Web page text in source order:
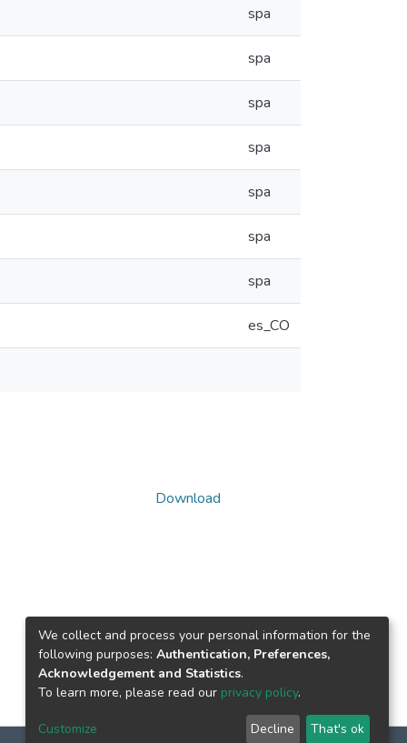
spa
spa
spa
spa
spa
spa
spa
es_CO
Download
We collect and process your personal information for the
following purposes: Authentication, Preferences,
Acknowledgement and Statistics.
To learn more, please read our privacy policy.
Customize Decline That's ok